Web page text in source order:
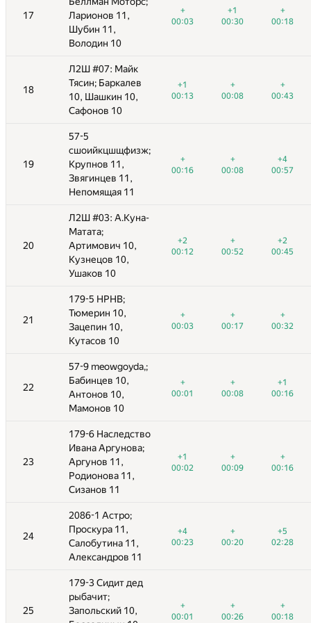
17
Ларионов 11,
Шубин 11,
Володин 10
+
00:03
+1
00:30
+
00:18
18
Л2Ш #07: Майк
Тясин; Баркалев
10, Шашкин 10,
Сафонов 10
+1
00:13
+
00:08
+
00:43
19
57-5
сшоийкцшщфизж;
Крупнов 11,
Звягинцев 11,
Непомящая 11
+
00:16
+
00:08
+4
00:57
20
Л2Ш #03: А.Куна-
Матата;
Артимович 10,
Кузнецов 10,
Ушаков 10
+2
00:12
+
00:52
+2
00:45
21
179-5 НРНВ;
Тюмерин 10,
Зацепин 10,
Кутасов 10
+
00:03
+
00:17
+
00:32
22
57-9 meowgoyda,;
Бабинцев 10,
Антонов 10,
Мамонов 10
+
00:01
+
00:08
+1
00:16
23
179-6 Наследство
Ивана Аргунова;
Аргунов 11,
Родионова 11,
Сизанов 11
+1
00:02
+
00:09
+
00:16
24
2086-1 Астро;
Проскура 11,
Салобутина 11,
Александров 11
+4
00:23
+
00:20
+5
02:28
25
179-3 Сидит дед
рыбачит;
Запольский 10,
+
00:01
+
00:26
+
00:18
+1
00:30
00:18
00:28
+
00:43
−4
03:27
—
+
00:08
+
00:43
+
00:18
+
02:15
−11
03:57
—
+
00:08
00:57
00:27
+
01:47
+4
03:19
—
+
00:52
00:45
+1
01:21
+1
01:38
−9
03:59
+
02:18
+
00:17
+
00:32
+
01:46
+12
03:30
+
03:50
+
00:08
+1
00:16
+2
+
00:46
−1
02:51
—
+
00:09
00:16
00:23
+8
02:13
−15
03:23
+
03:43
+
00:20
+5
02:28
00:54
+3
01:46
—
+
03:46
+
00:26
00:18
+5
00:59
+1
01:21
−2
01:03
+
02:26
17
Ларионов 11,
Шубин 11,
Володин 10
+
00:03
+1
00:30
+
00:18
18
Л2Ш #07: Майк
Тясин; Баркалев
10, Шашкин 10,
Сафонов 10
+1
00:13
+
00:08
+
00:43
19
57-5
сшоийкцшщфизж;
Крупнов 11,
Звягинцев 11,
Непомящая 11
+
00:16
+
00:08
+4
00:57
20
Л2Ш #03: А.Куна-
Матата;
Артимович 10,
Кузнецов 10,
Ушаков 10
+2
00:12
+
00:52
+2
00:45
21
179-5 НРНВ;
Тюмерин 10,
Зацепин 10,
Кутасов 10
+
00:03
+
00:17
+
00:32
22
57-9 meowgoyda,;
Бабинцев 10,
Антонов 10,
Мамонов 10
+
00:01
+
00:08
+1
00:16
23
179-6 Наследство
Ивана Аргунова;
Аргунов 11,
Родионова 11,
Сизанов 11
+1
00:02
+
00:09
+
00:16
24
2086-1 Астро;
Проскура 11,
Салобутина 11,
Александров 11
+4
00:23
+
00:20
+5
02:28
25
179-3 Сидит дед
рыбачит;
Запольский 10,
+
00:01
+
00:26
+
00:18